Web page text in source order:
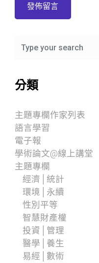
分類
主題專欄作家列表
語言學習
電子報
學術論文@線上講堂
主題專欄
經濟│統計
環境│永續
性別平等
智慧財產權
投資│管理
醫學│養生
易經│數術